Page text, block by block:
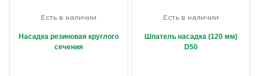
Есть в наличии
Насадка резиновая круглого
сечения
Есть в наличии
Шпатель насадка (120 мм)
D50